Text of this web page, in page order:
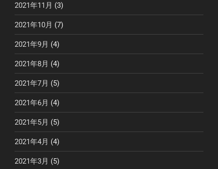
2021年11月 (3)
2021年10月 (7)
2021年9月 (4)
2021年8月 (4)
2021年7月 (5)
2021年6月 (4)
2021年5月 (5)
2021年4月 (4)
2021年3月 (5)